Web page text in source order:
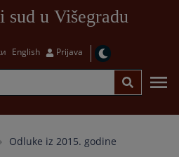
sud u Višegradu
English Prijava
Odluke iz 2015. godine